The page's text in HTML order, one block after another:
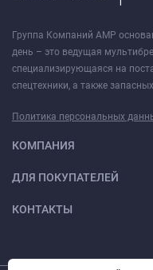
Группа Компаний АМР
день – это ведущая
специализирующаяся на
спецтехники, а также
Политика персональных
КОМПАНИЯ
ДЛЯ ПОКУПАТЕЛЕЙ
КОНТАКТЫ